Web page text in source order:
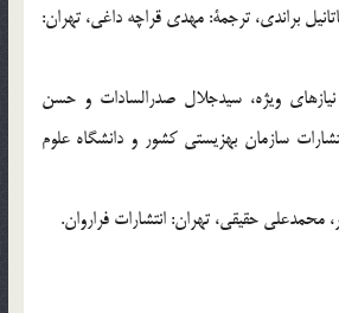
براندي، ترجمة: مهدي قراچه داغي، تهران:
ويژه، سيدجلال صدرالسادات و حسن
سازمان بهزيستي كشور و دانشگاه علوم
حقيقي، تهران: انتشارات فراروان.